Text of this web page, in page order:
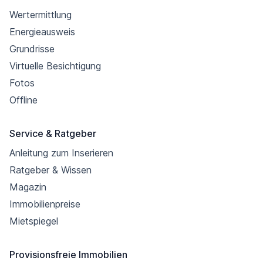
Wertermittlung
Energieausweis
Grundrisse
Virtuelle Besichtigung
Fotos
Offline
Service & Ratgeber
Anleitung zum Inserieren
Ratgeber & Wissen
Magazin
Immobilienpreise
Mietspiegel
Provisionsfreie Immobilien